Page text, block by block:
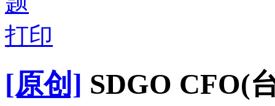
打印
[原创] SDGO CFO(